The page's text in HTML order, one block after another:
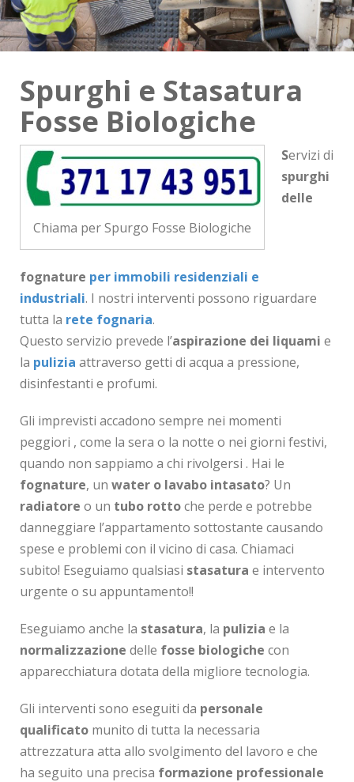
Spurghi e Stasatura
Fosse Biologiche
Chiama per Spurgo Fosse Biologiche
Servizi di
spurghi
delle
fognature per immobili residenziali e
industriali. I nostri interventi possono riguardare
tutta la rete fognaria.
Questo servizio prevede l’aspirazione dei liquami e
la pulizia attraverso getti di acqua a pressione,
disinfestanti e profumi.
Gli imprevisti accadono sempre nei momenti
peggiori , come la sera o la notte o nei giorni festivi,
quando non sappiamo a chi rivolgersi . Hai le
fognature, un water o lavabo intasato? Un
radiatore o un tubo rottoche perde e potrebbe
danneggiare l’appartamento sottostante causando
spese e problemi con il vicino di casa. Chiamaci
subito! Eseguiamo qualsiasi stasatura e intervento
urgente o su appuntamento!!
Eseguiamo anche la stasatura, la pulizia e la
normalizzazione delle fosse biologiche con
apparecchiatura dotata della migliore tecnologia.
Gli interventi sono eseguiti da personale
qualificato munito di tutta la necessaria
attrezzatura atta allo svolgimento del lavoro e che
ha seguito una precisa formazione professionale